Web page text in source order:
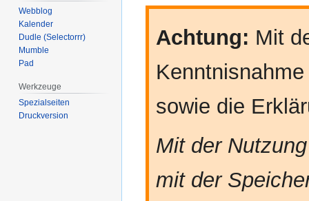
Achtung: Mit
sowie die
Mit der
mit der
Webblog
Kalender
Dudle (Selectorrr)
Mumble
Pad
Werkzeuge
Spezialseiten
Druckversion